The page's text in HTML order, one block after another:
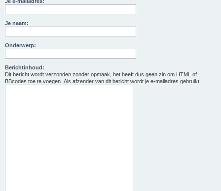
Je naam:
Onderwerp:
Berichtinhoud:
Dit bericht wordt verzonden zonder opmaak, het heeft dus geen zin om HTML of
BBcodes toe te voegen. Als afzender van dit bericht wordt je e-mailadres gebruikt.